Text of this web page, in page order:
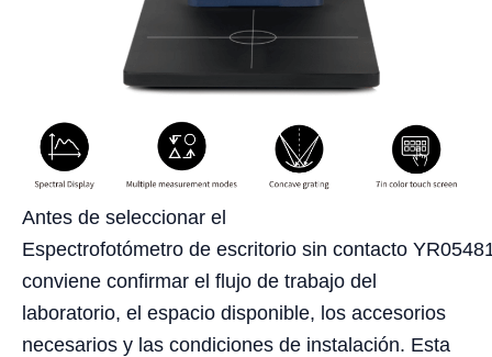
Antes de seleccionar el
Espectrofotómetro de escritorio sin contacto
conviene confirmar el flujo de trabajo del
laboratorio, el espacio disponible, los accesorios
necesarios y las condiciones de instalación. Esta